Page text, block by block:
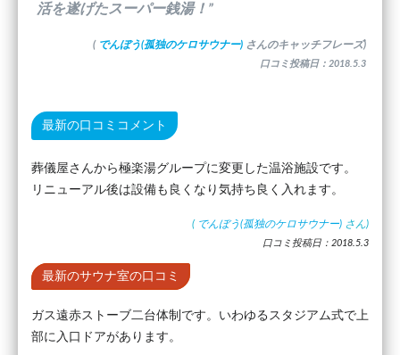
活を遂げたスーパー銭湯！”
( でんぼう(孤独のケロサウナー) さんのキャッチフレーズ)
口コミ投稿日：2018.5.3
最新の口コミコメント
葬儀屋さんから極楽湯グループに変更した温浴施設です。
リニューアル後は設備も良くなり気持ち良く入れます。
( でんぼう(孤独のケロサウナー) さん)
口コミ投稿日：2018.5.3
最新のサウナ室の口コミ
ガス遠赤ストーブ二台体制です。いわゆるスタジアム式で上
部に入口ドアがあります。